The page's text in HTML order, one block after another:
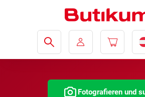
Fotografieren und